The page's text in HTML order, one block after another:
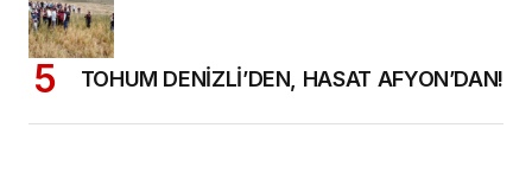
TOHUM DENİZLİ’DEN, HASAT AFYON’DAN!